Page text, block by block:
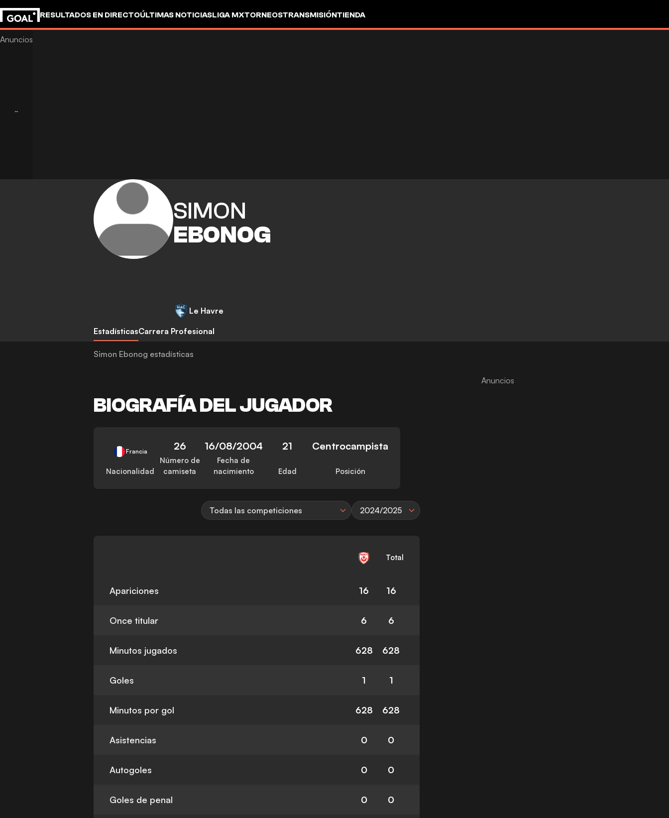
RESULTADOS EN DIRECTOÚLTIMAS NOTICIASLIGA MXTORNEOSTRANSMISIÓNTIENDA
SIMON
EBONOG
Le Havre
EstadísticasCarrera Profesional
Simon Ebonog estadísticas
BIOGRAFÍA DEL JUGADOR
Francia
Nacionalidad
26
Número de
camiseta
16/08/2004
Fecha de
nacimiento
21
Edad
Centrocampista
Posición
Todas las competiciones 2024/2025
Total
Apariciones 16 16
Once titular 6 6
Minutos jugados 628 628
Goles 1 1
Minutos por gol 628 628
Asistencias 0 0
Autogoles 0 0
Goles de penal 0 0